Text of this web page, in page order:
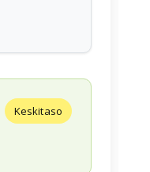
Keskitaso